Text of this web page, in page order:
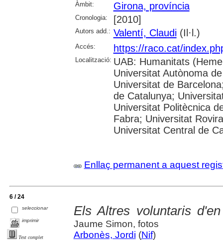
Àmbit:
Girona, província
Cronologia: [2010]
Autors add.: Valentí, Claudi(Il·l.)
Accés: https://raco.cat/
Localització: UAB: Humanitats
Universitat Autònoma
Universitat de
de Catalunya;
Universitat Politècnica
Fabra; Universitat
Universitat Central de
Enllaç permanent a aquest
6 / 24
seleccionar
imprimir
Text complet
Els Altres voluntaris
Jaume Simon, fotos
Arbonès, Jordi (Nif)